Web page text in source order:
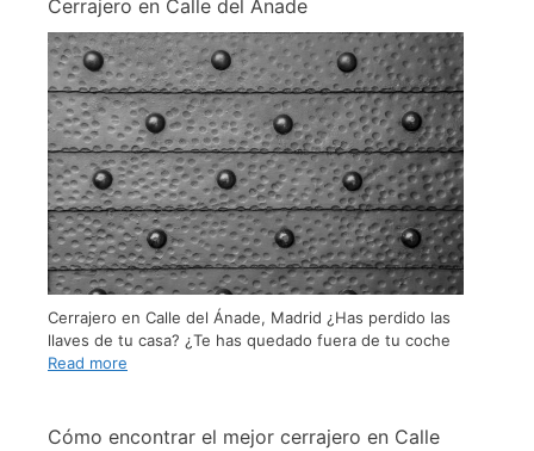
Cerrajero en Calle del Ánade
Cerrajero en Calle del Ánade, Madrid ¿Has perdido las
llaves de tu casa? ¿Te has quedado fuera de tu coche
Read more
Cómo encontrar el mejor cerrajero en Calle